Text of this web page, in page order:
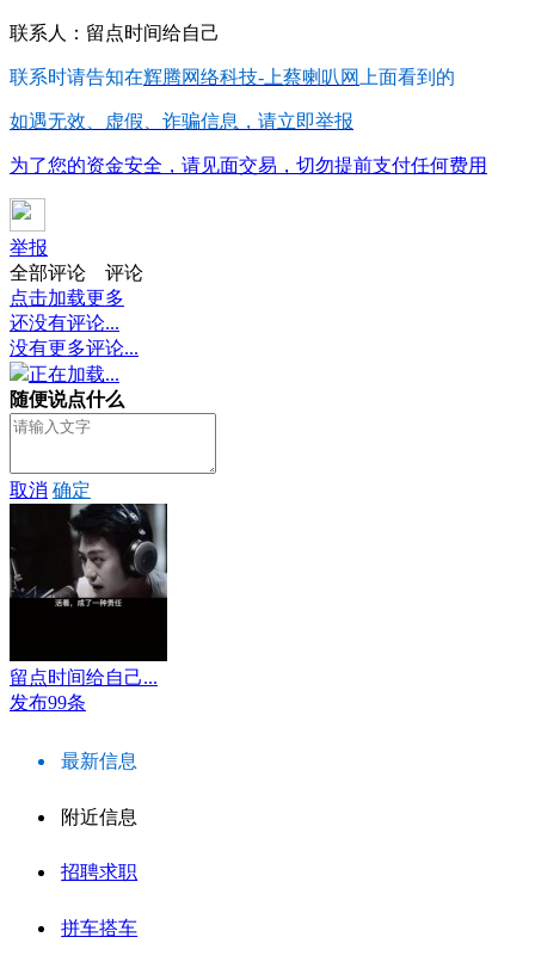
联系人：留点时间给自己
联系时请告知在辉腾网络科技-上蔡喇叭网 上面看到的
如遇无效、虚假、诈骗信息，请立即举报
为了您的资金安全，请见面交易，切勿提前支付任何费用
举报
全部评论
评论
点击加载更多
还没有评论...
没有更多评论...
正在加载...
随便说点什么
取消 确定
留点时间给自己...
发布99条
最新信息
附近信息
招聘求职
拼车搭车